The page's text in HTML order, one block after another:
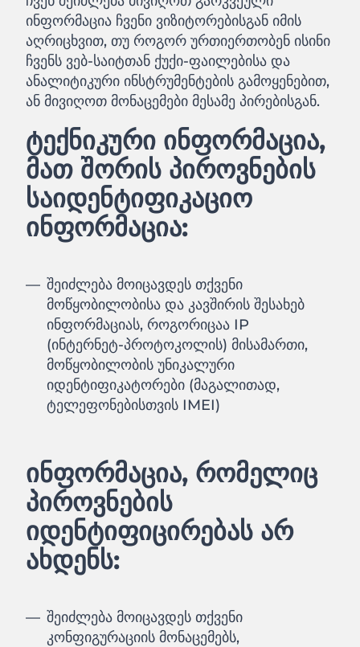
ინფორმაცია ჩვენი ვიზიტორებისგან იმის
აღრიცხვით, თუ როგორ ურთიერთობენ ისინი
ჩვენს ვებ-საიტთან ქუქი-ფაილებისა და
ანალიტიკური ინსტრუმენტების გამოყენებით,
ან მივიღოთ მონაცემები მესამე პირებისგან.
ტექნიკური ინფორმაცია,
მათ შორის პიროვნების
საიდენტიფიკაციო
ინფორმაცია:
შეიძლება მოიცავდეს თქვენი
მოწყობილობისა და კავშირის შესახებ
ინფორმაციას, როგორიცაა IP
(ინტერნეტ-პროტოკოლის) მისამართი,
მოწყობილობის უნიკალური
იდენტიფიკატორები (მაგალითად,
ტელეფონებისთვის IMEI)
ინფორმაცია, რომელიც
პიროვნების
იდენტიფიცირებას არ
ახდენს:
შეიძლება მოიცავდეს თქვენი
კონფიგურაციის მონაცემებს,